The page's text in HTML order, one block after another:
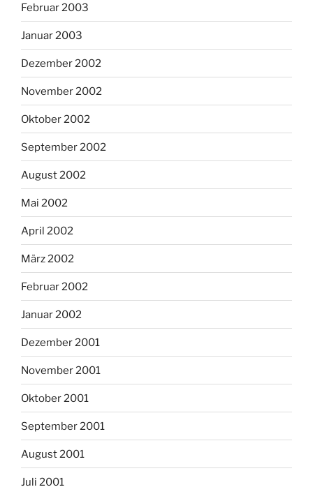
Februar 2003
Januar 2003
Dezember 2002
November 2002
Oktober 2002
September 2002
August 2002
Mai 2002
April 2002
März 2002
Februar 2002
Januar 2002
Dezember 2001
November 2001
Oktober 2001
September 2001
August 2001
Juli 2001